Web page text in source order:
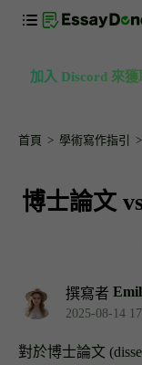
加入 Discord 來
首頁 學術寫作指引
博士論文
撰寫者
2025-08-14
對於博士論文